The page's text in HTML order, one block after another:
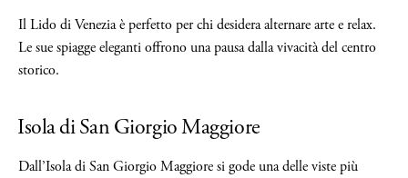
Il Lido di Venezia è perfetto per chi desidera alternare arte e relax.
Le sue spiagge eleganti offrono una pausa dalla vivacità del centro
storico.
Isola di San Giorgio Maggiore
Dall’Isola di San Giorgio Maggiore si gode una delle viste più